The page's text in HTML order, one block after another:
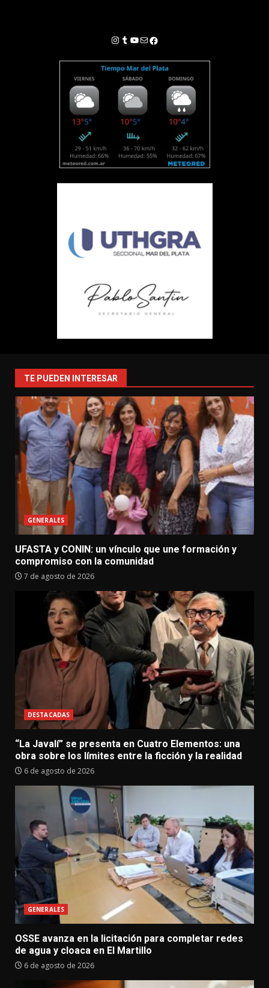
Instagram
Tumblr
YouTube
Correo electrónico
Facebook
TE PUEDEN INTERESAR
GENERALES
UFASTA y CONIN: un vínculo que une formación y
compromiso con la comunidad
7 de agosto de 2026
DESTACADAS
“La Javalí” se presenta en Cuatro Elementos: una
obra sobre los límites entre la ficción y la realidad
6 de agosto de 2026
GENERALES
OSSE avanza en la licitación para completar redes
de agua y cloaca en El Martillo
6 de agosto de 2026